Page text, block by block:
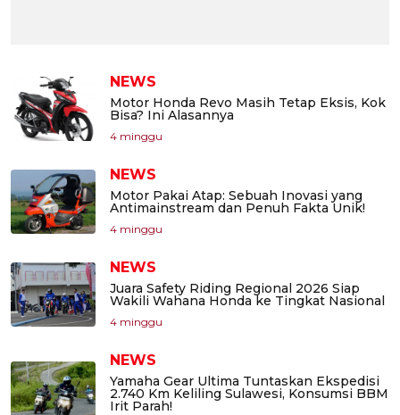
NEWS
Motor Honda Revo Masih Tetap Eksis, Kok
Bisa? Ini Alasannya
4 minggu
NEWS
Motor Pakai Atap: Sebuah Inovasi yang
Antimainstream dan Penuh Fakta Unik!
4 minggu
NEWS
Juara Safety Riding Regional 2026 Siap
Wakili Wahana Honda ke Tingkat Nasional
4 minggu
NEWS
Yamaha Gear Ultima Tuntaskan Ekspedisi
2.740 Km Keliling Sulawesi, Konsumsi BBM
Irit Parah!